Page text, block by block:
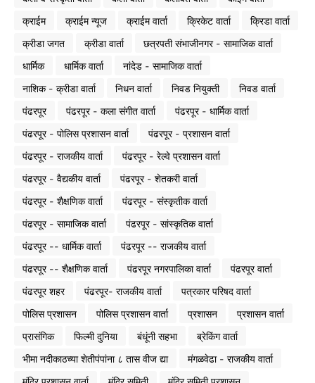
क्राईम
क्राईम न्यूज क्राईम वार्ता क्रिकेट वार्ता
क्रिडा वार्ता
क्रीडा जगत
क्रीडा वार्ता
छत्रपती संभाजीनगर - सामाजिक वार्ता
धार्मिक
धार्मिक वार्ता
नांदेड - सामाजिक वार्ता
नाशिक - क्रीडा वार्ता
निधन वार्ता निवड नियुक्ती
निवड वार्ता
पंढरपूर
पंढरपूर - कला संगीत वार्ता
पंढरपूर - धार्मिक वार्ता
पंढरपूर - पोलिस प्रशासन वार्ता
पंढरपूर - प्रशासन वार्ता
पंढरपूर - राजकीय वार्ता
पंढरपूर - रेल्वे प्रशासन वार्ता
पंढरपूर - वैद्यकीय वार्ता
पंढरपूर - शेतकरी वार्ता
पंढरपूर - शैक्षणिक वार्ता
पंढरपूर - संस्कृतीक वार्ता
पंढरपूर - सामाजिक वार्ता
पंढरपूर - सांस्कृतिक वार्ता
पंढरपूर -- धार्मिक वार्ता
पंढरपूर -- राजकीय वार्ता
पंढरपूर -- शैक्षणिक वार्ता
पंढरपूर नगरपालिका वार्ता
पंढरपूर वार्ता
पंढरपूर शहर
पंढरपूर- राजकीय वार्ता
पत्रकार परिषद वार्ता
पोलिस प्रशासन
पोलिस प्रशासन वार्ता प्रशासन
प्रशासन वार्ता
प्रासंगिक
फिल्मी दुनिया बंधूंनी सहभा
ब्रेकिंग वार्ता
भीमा नदीकाठच्या शेतीपंपांना ८ तास वीज द्या
मंगळवेढा - राजकीय वार्ता